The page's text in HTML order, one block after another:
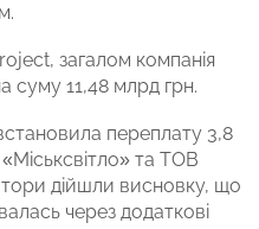
загалом компанія
суму 11,48 млрд грн.
переплату 3,8
та ТОВ
дійшли висновку, що
через додаткові